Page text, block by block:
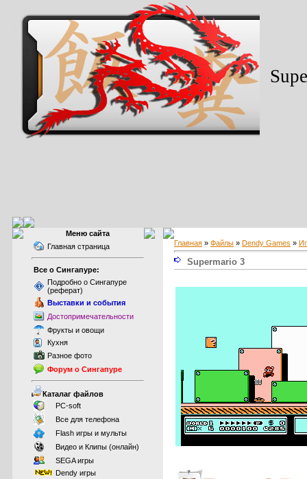
Меню сайта
Главная страница
Все о Сингапуре:
Подробно о Сингапуре
(реферат)
Выставки и события
Достопримечательности
Фрукты и овощи
Кухня
Разное фото
Форум о Сингапуре
Каталаг файлов
PC-soft
Все для телефона
Flash игры и мульты
Видео и Клипы (онлайн)
SEGA игры
Dendy игры
Главная » Файлы » Dendy Games »
Supermario 3